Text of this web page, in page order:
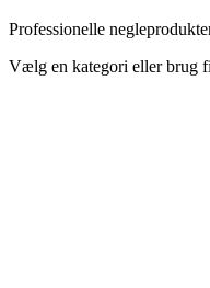
Professionelle
Vælg en kategori eller brug